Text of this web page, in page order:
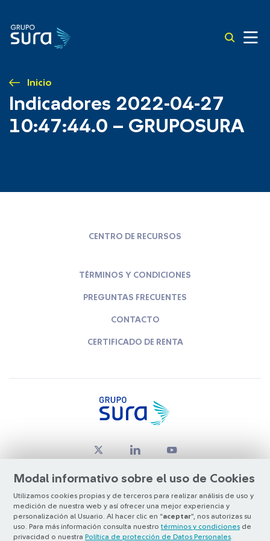
Inicio
Indicadores 2022-04-27
10:47:44.0 – GRUPOSURA
Modal informativo sobre el uso de Cookies
Utilizamos cookies propias y de terceros para realizar análisis de uso y
medición de nuestra web y así ofrecer una mejor experiencia y
personalización al Usuario. Al hacer clic en “aceptar”, nos autorizas su
uso. Para más información consulta nuestro términos y condiciones de
privacidad o nuestra Política de protección de Datos Personales
CENTRO DE RECURSOS
TÉRMINOS Y CONDICIONES
PREGUNTAS FRECUENTES
CONTACTO
CERTIFICADO DE RENTA
© Copyright Grupo SURA 2026